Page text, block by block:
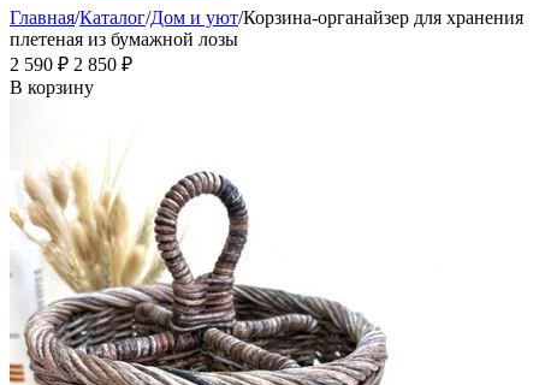
Главная/Каталог/Дом и уют/Корзина-органайзер для хранения
плетеная из бумажной лозы
2 590 ₽ 2 850 ₽
В корзину